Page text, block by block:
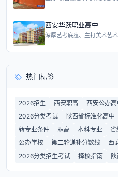
西安华跃职业高中
深厚艺考底蕴、主打美术艺
热门标签
2026招生 西安职高 西安公办高
2026分类考试
陕西省标准化高中
转专业条件
职高 本科专业 省
公办学校
第二轮递补分数线 西
2026分类招生考试
择校指南